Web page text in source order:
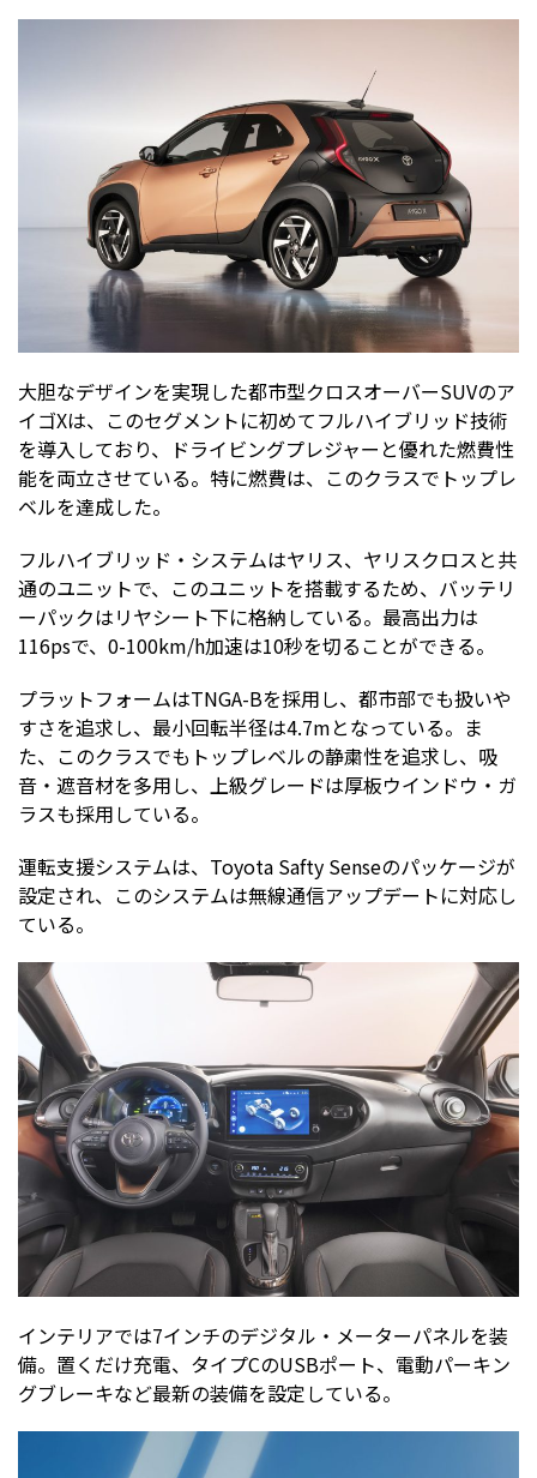
大胆なデザインを実現した都市型クロスオーバーSUVのア
イゴXは、このセグメントに初めてフルハイブリッド技術
を導入しており、ドライビングプレジャーと優れた燃費性
能を両立させている。特に燃費は、このクラスでトップレ
ベルを達成した。
フルハイブリッド・システムはヤリス、ヤリスクロスと共
通のユニットで、このユニットを搭載するため、バッテリ
ーパックはリヤシート下に格納している。最高出力は
116psで、0-100km/h加速は10秒を切ることができる。
プラットフォームはTNGA-Bを採用し、都市部でも扱いや
すさを追求し、最小回転半径は4.7mとなっている。ま
た、このクラスでもトップレベルの静粛性を追求し、吸
音・遮音材を多用し、上級グレードは厚板ウインドウ・ガ
ラスも採用している。
運転支援システムは、Toyota Safty Senseのパッケージが
設定され、このシステムは無線通信アップデートに対応し
ている。
インテリアでは7インチのデジタル・メーターパネルを装
備。置くだけ充電、タイプCのUSBポート、電動パーキン
グブレーキなど最新の装備を設定している。